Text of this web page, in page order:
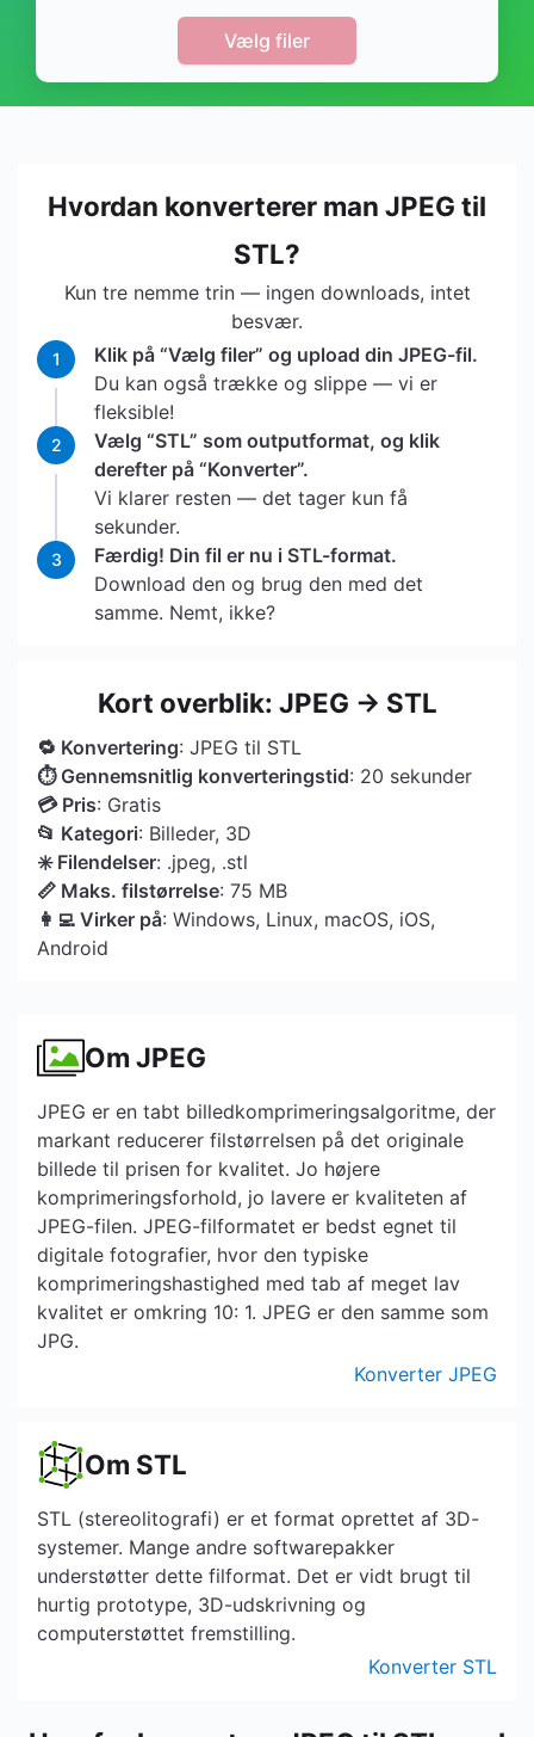
Vælg filer
Hvordan konverterer man JPEG til
STL?
Kun tre nemme trin — ingen downloads, intet
besvær.
1
Klik på “Vælg filer” og upload din JPEG-fil.
Du kan også trække og slippe — vi er
fleksible!
2
Vælg “STL” som outputformat, og klik
derefter på “Konverter”.
Vi klarer resten — det tager kun få
sekunder.
3
Færdig! Din fil er nu i STL-format.
Download den og brug den med det
samme. Nemt, ikke?
Kort overblik: JPEG → STL
🔁 Konvertering: JPEG til STL
⏱ Gennemsnitlig konverteringstid: 20 sekunder
💳 Pris: Gratis
📂 Kategori: Billeder, 3D
✳️ Filendelser: .jpeg, .stl
📏 Maks. filstørrelse: 75 MB
👩‍💻 Virker på: Windows, Linux, macOS, iOS,
Android
Om JPEG
JPEG er en tabt billedkomprimeringsalgoritme, der
markant reducerer filstørrelsen på det originale
billede til prisen for kvalitet. Jo højere
komprimeringsforhold, jo lavere er kvaliteten af ​​
JPEG-filen. JPEG-filformatet er bedst egnet til
digitale fotografier, hvor den typiske
komprimeringshastighed med tab af meget lav
kvalitet er omkring 10: 1. JPEG er den samme som
JPG.
Konverter JPEG
Om STL
STL (stereolitografi) er et format oprettet af 3D-
systemer. Mange andre softwarepakker
understøtter dette filformat. Det er vidt brugt til
hurtig prototype, 3D-udskrivning og
computerstøttet fremstilling.
Konverter STL